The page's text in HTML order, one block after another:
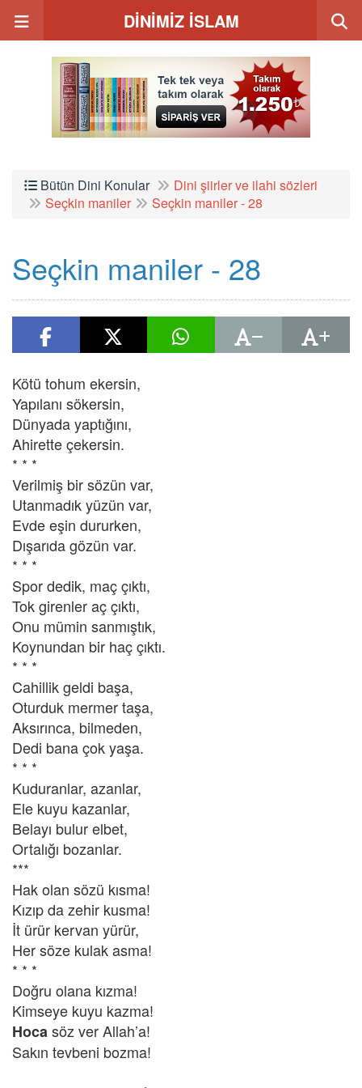
DİNİMİZ İSLAM
Bütün Dini Konular
Dini şiirler ve ilahi sözleri
Seçkin maniler
Seçkin maniler - 28
Seçkin maniler - 28
Kötü tohum ekersin,
Yapılanı sökersin,
Dünyada yaptığını,
Ahirette çekersin.
* * *
Verilmiş bir sözün var,
Utanmadık yüzün var,
Evde eşin dururken,
Dışarıda gözün var.
* * *
Spor dedik, maç çıktı,
Tok girenler aç çıktı,
Onu mümin sanmıştık,
Koynundan bir haç çıktı.
* * *
Cahillik geldi başa,
Oturduk mermer taşa,
Aksırınca, bilmeden,
Dedi bana çok yaşa.
* * *
Kuduranlar, azanlar,
Ele kuyu kazanlar,
Belayı bulur elbet,
Ortalığı bozanlar.
***
Hak olan sözü kısma!
Kızıp da zehir kusma!
İt ürür kervan yürür,
Her söze kulak asma!
* * *
Doğru olana kızma!
Kimseye kuyu kazma!
Hocasöz ver Allah’a!
Sakın tevbeni bozma!